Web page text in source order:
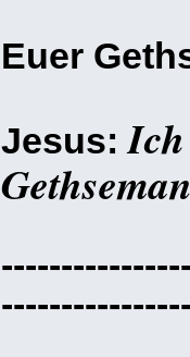
Euer
Jesus: